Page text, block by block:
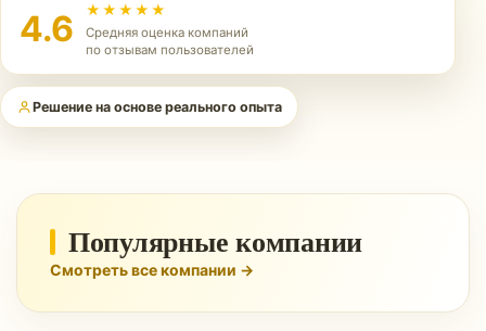
4.6 ★★★★★
Средняя оценка компаний
по отзывам пользователей
Решение на основе реального опыта
Популярные компании
Смотреть все компании →